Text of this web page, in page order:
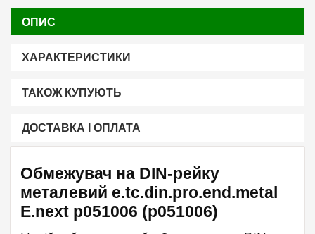
ОПИС
ХАРАКТЕРИСТИКИ
ТАКОЖ КУПУЮТЬ
ДОСТАВКА І ОПЛАТА
Обмежувач на DIN-рейку
металевий e.tc.din.pro.end.metal
E.next p051006 (p051006)